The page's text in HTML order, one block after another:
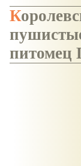
Королевские питомцы,
питомец